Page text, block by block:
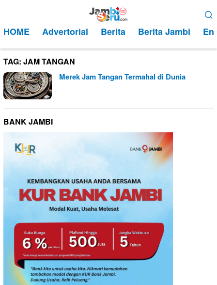
kontenMobile
HOME Advertorial Berita Berita Jambi
TAG: JAM TANGAN
Merek Jam Tangan Termahal di Dunia
BANK JAMBI